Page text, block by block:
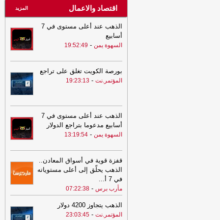
اقتصاد والاعمال المزيد
الذهب عند أعلى مستوى في 7
أسابيع
السهوة يمن -
19:52:49
بورصة الكويت تغلق على تراجع
المؤتمر.نت -
19:23:13
الذهب عند أعلى مستوى في 7
أسابيع مدعوما بتراجع الدولار
السهوة يمن -
13:19:54
قفزة قوية في أسواق المعادن..
الذهب يحلّق إلى أعلى مستوياته
في 7 أ
...
مأرب برس -
07:22:38
الذهب يتجاوز 4200 دولار
المؤتمر.نت -
23:03:45